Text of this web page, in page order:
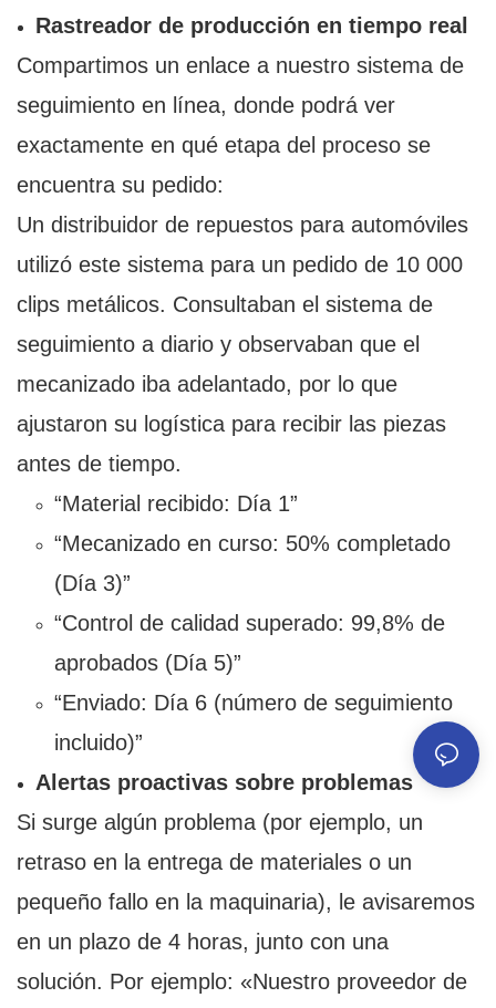
Rastreador de producción en tiempo real
Compartimos un enlace a nuestro sistema de
seguimiento en línea, donde podrá ver
exactamente en qué etapa del proceso se
encuentra su pedido:
Un distribuidor de repuestos para automóviles
utilizó este sistema para un pedido de 10 000
clips metálicos. Consultaban el sistema de
seguimiento a diario y observaban que el
mecanizado iba adelantado, por lo que
ajustaron su logística para recibir las piezas
antes de tiempo.
“Material recibido: Día 1”
“Mecanizado en curso: 50% completado
(Día 3)”
“Control de calidad superado: 99,8% de
aprobados (Día 5)”
“Enviado: Día 6 (número de seguimiento
incluido)”
Alertas proactivas sobre problemas
Si surge algún problema (por ejemplo, un
retraso en la entrega de materiales o un
pequeño fallo en la maquinaria), le avisaremos
en un plazo de 4 horas, junto con una
solución. Por ejemplo: «Nuestro proveedor de